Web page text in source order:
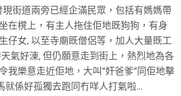
現街道兩旁已經企滿民眾，包括有媽媽帶
在櫈上，有主人拖住佢地既狗狗，有身
仔女,以至寺廟既僧侶等，加人大量既工
氣好涷,但仍願意走到街上，熱烈地為各
我樂意走近佢地，大叫“奸爸爹“同佢地擊
就係好孤獨去跑同冇咩人打氣啦…